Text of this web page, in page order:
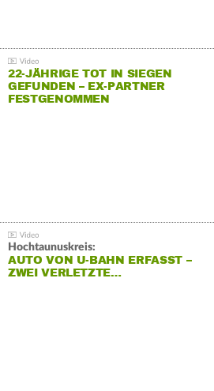
22-JÄHRIGE TOT IN SIEGEN
GEFUNDEN – EX-PARTNER
FESTGENOMMEN
Hochtaunuskreis:
AUTO VON U-BAHN ERFASST –
ZWEI VERLETZTE…